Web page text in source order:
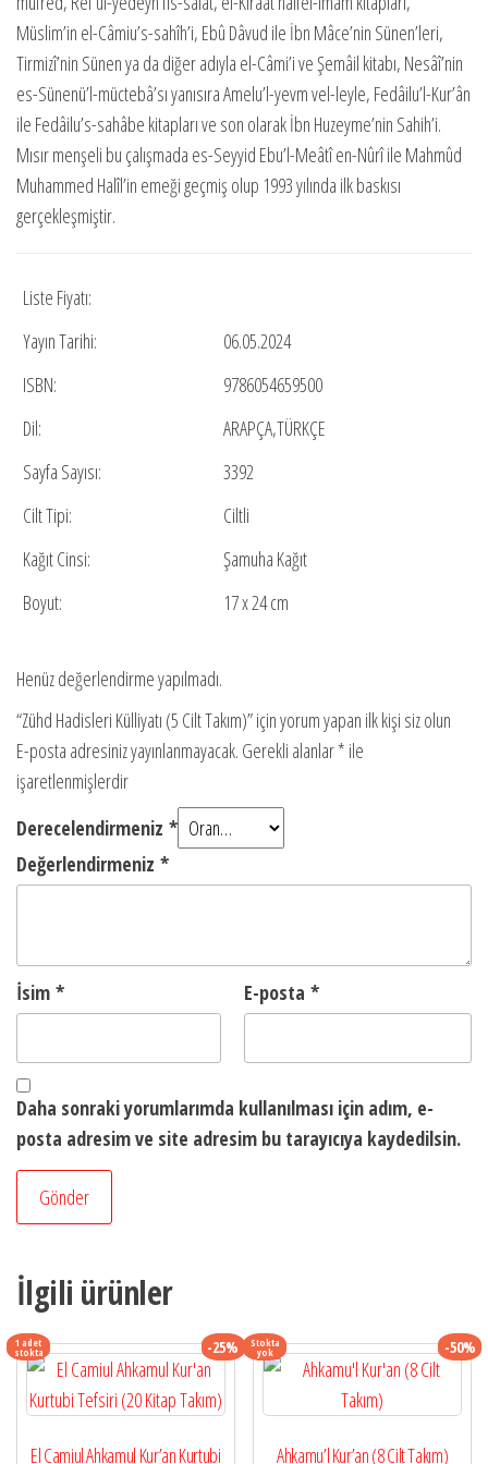
Müslim’in el-Câmiu’s-sahîh’i, Ebû Dâvud ile İbn Mâce’nin Sünen’leri,
Tirmizî’nin Sünen ya da diğer adıyla el-Câmi’i ve Şemâil kitabı, Nesâî’nin
es-Sünenü’l-müctebâ’sı yanısıra Amelu’l-yevm vel-leyle, Fedâilu’l-Kur’ân
ile Fedâilu’s-sahâbe kitapları ve son olarak İbn Huzeyme’nin Sahih’i.
Mısır menşeli bu çalışmada es-Seyyid Ebu’l-Meâtî en-Nûrî ile Mahmûd
Muhammed Halîl’in emeği geçmiş olup 1993 yılında ilk baskısı
gerçekleşmiştir.
Liste Fiyatı:
Yayın Tarihi:
06.05.2024
ISBN:
9786054659500
Dil:
ARAPÇA,TÜRKÇE
Sayfa Sayısı:
3392
Cilt Tipi:
Ciltli
Kağıt Cinsi:
Şamuha Kağıt
Boyut:
17 x 24 cm
Henüz değerlendirme yapılmadı.
“Zühd Hadisleri Külliyatı (5 Cilt Takım)” için yorum yapan ilk kişi siz olun
E-posta adresiniz yayınlanmayacak. Gerekli alanlar* ile
işaretlenmişlerdir
Derecelendirmeniz *
Değerlendirmeniz *
İsim * E-posta *
Daha sonraki yorumlarımda kullanılması için adım, e-
posta adresim ve site adresim bu tarayıcıya kaydedilsin.
İlgili ürünler
1 adet
stokta -25%
El Camiul Ahkamul Kur’an Kurtubi
Stokta
yok -50%
Ahkamu’l Kur’an (8 Cilt Takım)